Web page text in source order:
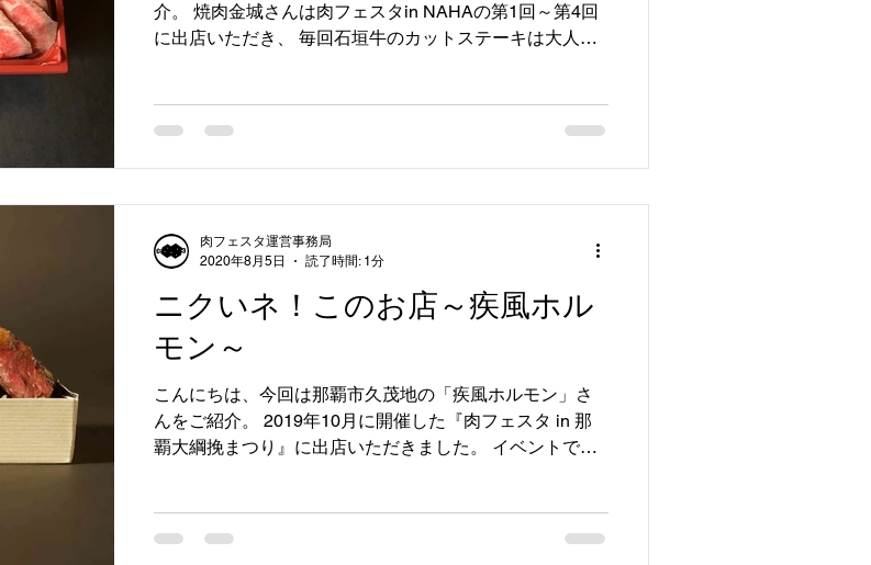
介。 焼肉金城さんは肉フェスタin NAHAの第1回～第4回
に出店いただき、 毎回石垣牛のカットステーキは大人気
ニクいネ！このお店～疾風ホル
モン～
こんにちは、今回は那覇市久茂地の「疾風ホルモン」さ
んをご紹介。 2019年10月に開催した『肉フェスタ in 那
覇大綱挽まつり』に出店いただきました。 イベントでは
肉フェスタ運営事務局
2020年8月5日
読了時間: 1分